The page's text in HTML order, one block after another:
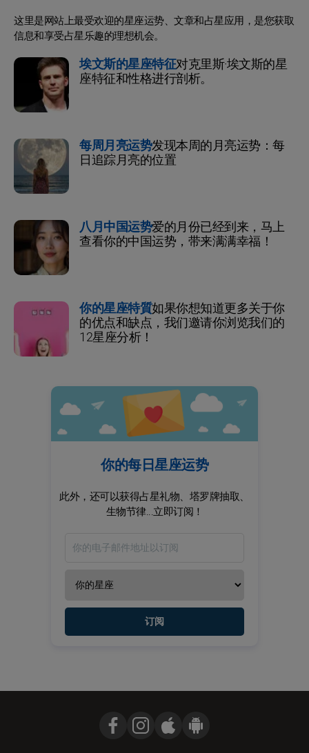
这里是网站上最受欢迎的星座运势、文章和占星应用，是您获取
信息和享受占星乐趣的理想机会。
埃文斯的星座特征对克里斯·埃文斯的星
座特征和性格进行剖析。
每周月亮运势发现本周的月亮运势：每
日追踪月亮的位置
八月中国运势爱的月份已经到来，马上
查看你的中国运势，带来满满幸福！
你的星座特質如果你想知道更多关于你
的优点和缺点，我们邀请你浏览我们的
12星座分析！
你的每日星座运势
此外，还可以获得占星礼物、塔罗牌抽取、
生物节律...立即订阅！
订阅